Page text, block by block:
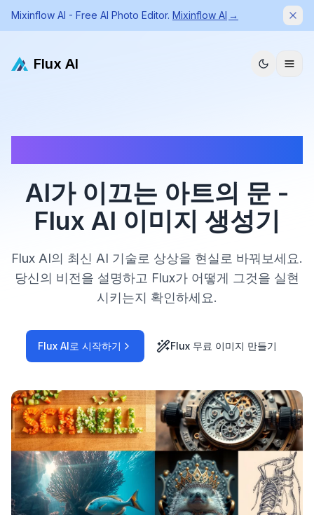
Mixinflow AI - Free AI Photo Editor. Mixinflow AI →
Flux AI
AI가 이끄는 아트의 문 -
Flux AI 이미지 생성기
Flux AI의 최신 AI 기술로 상상을 현실로 바꿔보세요.
당신의 비전을 설명하고 Flux가 어떻게 그것을 실현
시키는지 확인하세요.
Flux AI로 시작하기 Flux 무료 이미지 만들기